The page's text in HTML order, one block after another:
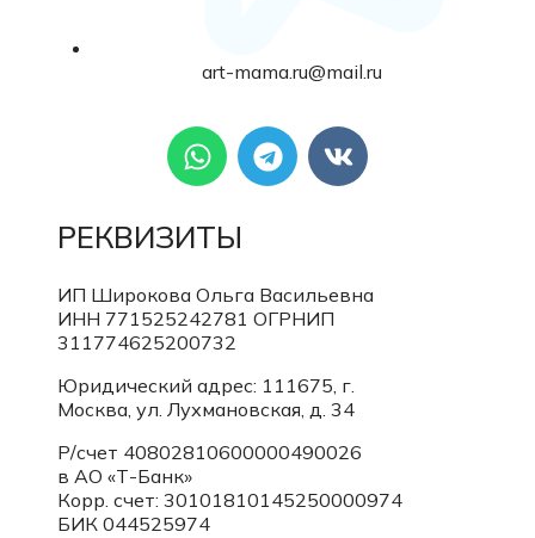
art-mama.ru@mail.ru
РЕКВИЗИТЫ
ИП Широкова Ольга Васильевна
ИНН 771525242781 ОГРНИП
311774625200732
Юридический адрес: 111675, г.
Москва, ул. Лухмановская, д. 34
Р/счет 40802810600000490026
в АО «Т-Банк»
Корр. счет: 30101810145250000974
БИК 044525974